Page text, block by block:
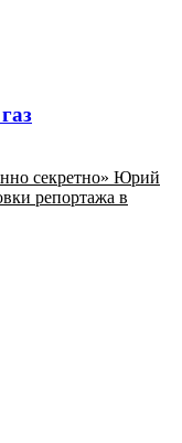
секретно» Юрий
репортажа в